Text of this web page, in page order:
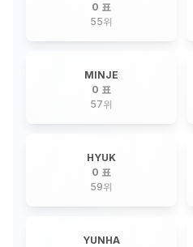
0 표
55위
MINJE
0 표
57위
HYUK
0 표
59위
YUNHA